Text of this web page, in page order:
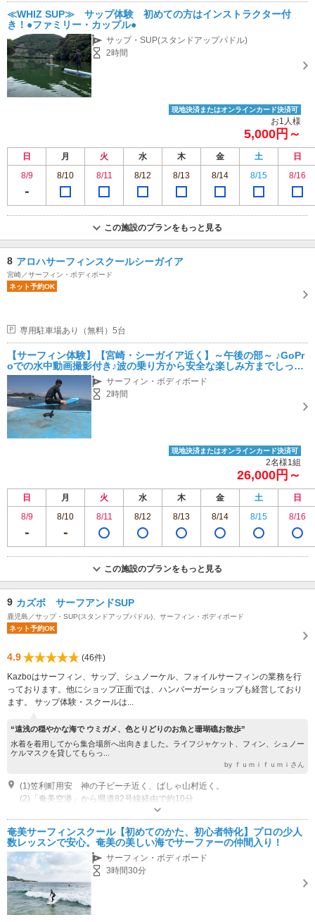
≪WHIZ SUP≫ サップ体験 初めての方はインストラクター付
き！●ファミリー・カップル●
サップ・SUP(スタンドアップパドル)
2時間
現地決済またはオンラインカード決済可
お1人様
5,000円～
日 月 火 水 木 金 土
日
8/9
8/10 8/11 8/12 8/13 8/14 8/15 8/16
この施設のプランをもっと見る
8 アロハサーフィンスクールシーガイア
宮崎／サーフィン・ボディボード
ネット予約OK
専用駐車場あり（無料）5台
【サーフィン体験】【宮崎・シーガイア近く】～午後の部～ ♪GoPr
oでの水中動画撮影付き♪波の乗り方から安全な楽しみ方までしっか
りサポート！ご家族、カップル、友達グループ、お子様におススメ
★
サーフィン・ボディボード
2時間
現地決済またはオンラインカード決済可
2名様1組
26,000円～
日 月 火 水 木 金 土
日
8/9
8/10 8/11 8/12 8/13 8/14 8/15 8/16
この施設のプランをもっと見る
9 カズボ サーフアンドSUP
鹿児島／サップ・SUP(スタンドアップパドル)、サーフィン・ボディボード
ネット予約OK
4.9
(46件)
Kazboはサーフィン、サップ、シュノーケル、フォイルサーフィンの業務を行
っております。他にショップ正面では、ハンバーガーショップも経営しており
ます。 サップ体験・スクールは...
“遠浅の穏やかな海で ウミガメ、色とりどりのお魚と珊瑚礁お散歩”
水着を着用してから集合場所へ出向きました。ライフジャケット、フィン、シュノー
ケルマスクを貸してもらっ...
by ｆｕｍｉｆｕｍｉさん
(1)笠利町用安 神の子ビーチ近く、ばしゃ山村近く。
(2)「奄美空港」から県道82号線経由で約10分
奄美サーフィンスクール【初めてのかた、初心者特化】プロの少人
数レッスンで安心。奄美の美しい海でサーファーの仲間入り！
サーフィン・ボディボード
3時間30分